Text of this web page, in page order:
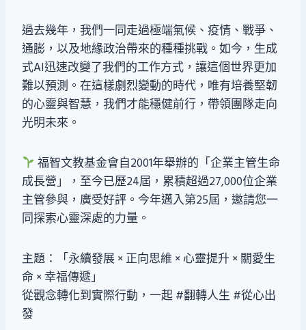
過去幾年，我們一同走過極端氣候、疫情、戰爭、
通膨，以及地緣政治帶來的種種挑戰。如今，生成
式AI迅速改變了我們的工作方式，讓這個世界更加
難以預測。在這樣劇烈變動的時代，唯有培養堅韌
的心靈與智慧，我們才能穩健前行，帶領團隊走向
光明未來。
福智文教基金會自2001年舉辦的「企業主管生命
成長營」，至今已歷24屆，累積超過27,000位企業
主管參與，廣受好評。今年邁入第25屆，邀請您一
同探索心靈深處的力量。
主題：「永續發展 × 正向思維 × 心靈提升 × 關愛生
命 × 幸福傳遞」
從觀念轉化到實際行動，一起 #翻轉人生 #從心出
發